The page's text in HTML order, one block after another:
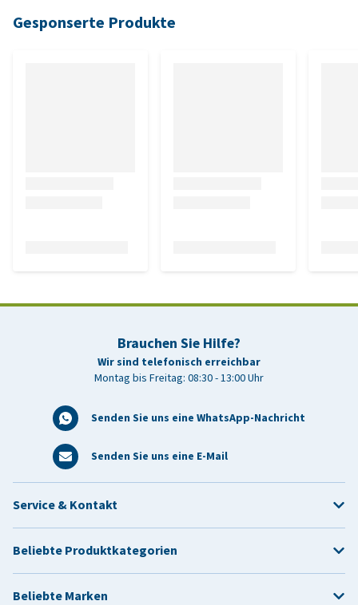
Gesponserte Produkte
Brauchen Sie Hilfe?
Wir sind telefonisch erreichbar
Montag bis Freitag: 08:30 - 13:00 Uhr
Senden Sie uns eine WhatsApp-Nachricht
Senden Sie uns eine E-Mail
Service & Kontakt
Beliebte Produktkategorien
Beliebte Marken